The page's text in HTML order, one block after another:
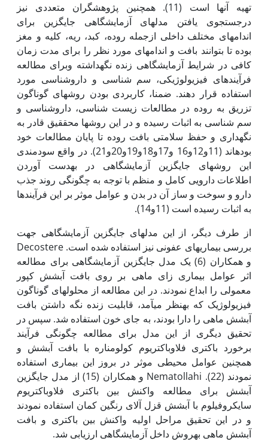
تهیه آن‏ها است (11). همچنین پژوهشگران متعددی نیز
درجستجوی یافتن مدل‏های آزمایشگاهی جایگزین برای
اندام‏های مختلف داخلی ازجمله روده، کبد، ریه، کلیه و مغز
بوده تا بتوانند بافت و اندام‏های مورد نظر را برای مدت زمان
کافی در شرایط آزمایشگاهی زنده نگه‏داشته وبرای مطالعه
فرآیندهای فیزیولوژیکی، سم شناسی و داروشناسی مورد
استفاده قرار دهند. ضمنا، کاربردی بودن روش‏های گوناگون
تزریق به روده در مطالعات زیست شناسی، داروشناسی و
سم شناسی به اثبات رسیده و در این روش‏ها محققیق قادر به
نگه‏داری و حفظ سلامتی بافت روده تا پایان مطالعات خود
بوده‏اند (11و12و16 و17و18و19و20و21). در واقع سودمندی
این روش‏های جایگزین آزمایشگاهی در به‏دست آوردن
اطلاعات دارویی کامل و منظم با توجه به چگونگی روند جذب
دارو و سوخت و ساز آن در بدن و عوامل موثر بر این فرآیندها
به اثبات رسیده است (11و14).
از طرف دیگر، از این مدل‏های جایگزین آزمایشگاهی جهت
بررسی بیماری‏های عفونی نیز استفاده شده است. Decostere
و همکاران (6) یک مدل جایگزین آزمایشگاهی برای مطالعه
اثر عوامل بیماری زای ماهی بر روی بافت آبشش کپور
معمولی را ابداع نمودند. در این مطالعه از محلول‏های گوناگون
فیزیولوژیک که به‏نظر می‏آمد، قابلیت زنده نگه داشتن بافت
آبشش ماهی را دارا بودند، به جای خون استفاده شد. سپس در
تحقیق دیگری از این مدل برای مطالعه چگونگی فرآیند
برخورد باکتری فلاوباکتریوم کولومناره با بافت آبشش و
همچنین عوامل محیطی موثر در بروز این بیماری استفاده
نمودند (22). Nematollahi و همکاران (15) از مدل جایگزین
آبشش برای مطالعه واکنش بین باکتری فلاوباکتریوم
سایکروفیلوم با آبشش قزل آلای رنگین کمان استفاده نمودند
و در این تحقیق مراحل اولیه واکنش بین باکتری و بافت
آبشش ماهی به‏روش داخل آزمایشگاهی ارزیابی شد.